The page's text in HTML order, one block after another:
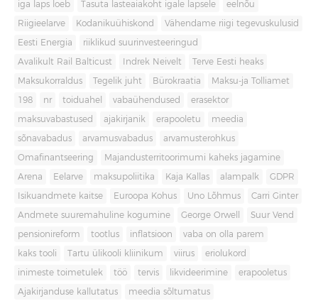
iga laps loeb Tasuta lasteaiakoht igale lapsele eelnõu
Riigieelarve Kodanikuühiskond Vähendame riigi tegevuskulusid
Eesti Energia riiklikud suurinvesteeringud
Avalikult Rail Balticust Indrek Neivelt Terve Eesti heaks
Maksukorraldus Tegelik juht Bürokraatia Maksu-ja Tolliamet
198 nr toiduahel vabaühendused erasektor
maksuvabastused ajakirjanik erapooletu meedia
sõnavabadus arvamusvabadus arvamusterohkus
Omafinantseering Majandusterritoorimumi kaheks jagamine
Arena Eelarve maksupoliitika Kaja Kallas alampalk GDPR
Isikuandmete kaitse Euroopa Kohus Uno Lõhmus Carri Ginter
Andmete suuremahuline kogumine George Orwell Suur Vend
pensionireform tootlus inflatsioon vaba on olla parem
kaks tooli Tartu ülikooli kliinikum viirus eriolukord
inimeste toimetulek töö tervis likvideerimine erapooletus
Ajakirjanduse kallutatus meedia sõltumatus